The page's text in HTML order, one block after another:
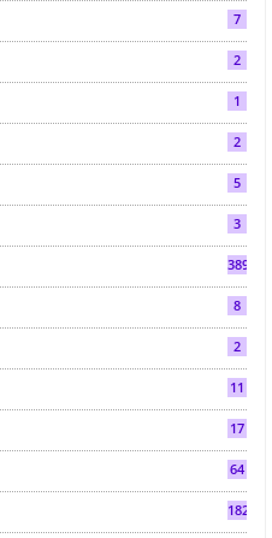
7
2
1
2
5
3
3892
8
2
11
17
64
182